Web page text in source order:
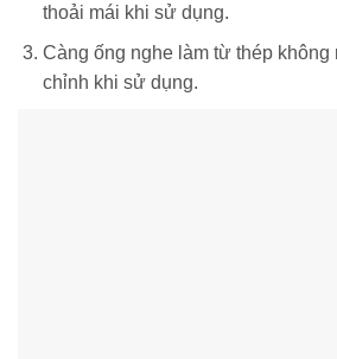
thoải mái khi sử dụng.
Càng ống nghe làm từ thép không
chỉnh khi sử dụng.